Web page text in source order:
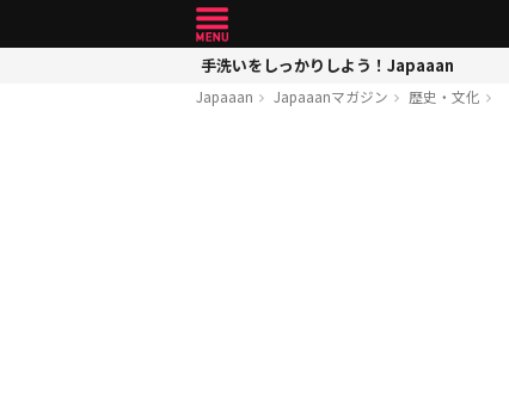
手洗いをしっかりしよう！Japaaan
Japaaan Japaaanマガジン 歴史・文化